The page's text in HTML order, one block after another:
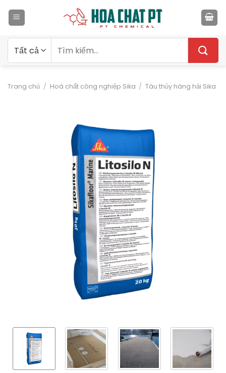
qua
kiếm:
Trang chủ / Hoá chất công nghiệp Sika / Tàu thủy hàng hải Sika